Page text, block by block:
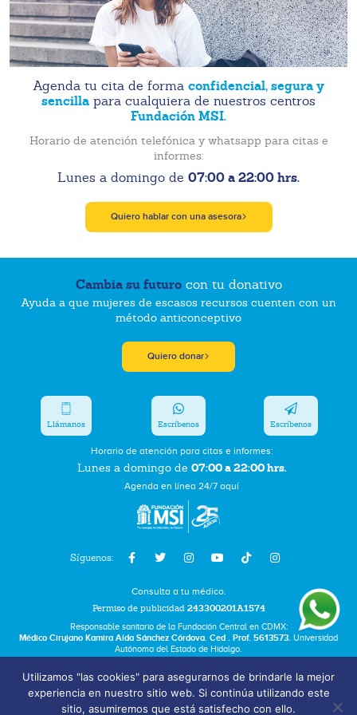
Agenda tu cita de forma confidencial, segura y
sencilla para cualquiera de nuestros centros
Fundación MSI.
Horario de atención telefónica y whatsapp para citas e
informes:
Lunes a domingo de 07:00 a 22:00 hrs.
Quiero hablar con una asesora
Cambia su futurocon tu donativo
Ayuda a que mujeres de escasos recursos cuenten con un
método anticonceptivo
Quiero donar
Síguenos:
Horario de atención para citas e informes:
Lunes a domingo de 07:00 a 22:00 hrs.
Agenda en línea 24/7 aquí
Llámanos Escríbenos Escríbenos
Consulta a tu médico.
Permiso de publicidad 243300201A1574
Responsable sanitario de la Fundación Central en CDMX:
Médico Cirujano Kamira Aída Sánchez Córdova. Ced . Prof. 5613573. Universidad
Autónoma del Estado de Hidalgo.
Términos y Condiciones
Bolsa de Trabajo
Utilizamos "las cookies" para asegurarnos de brindarle la mejor
experiencia en nuestro sitio web. Si continúa utilizando este
sitio, asumiremos que está satisfecho con ello.